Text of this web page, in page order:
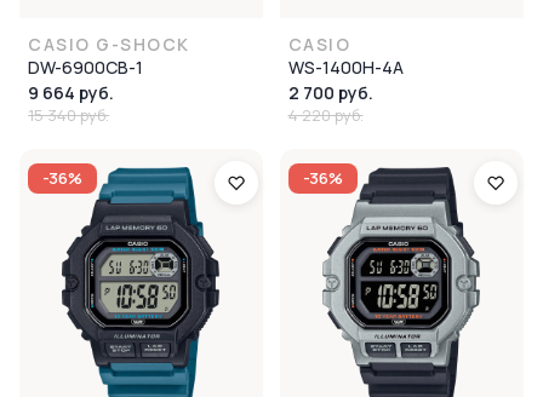
CASIO G-SHOCK
DW-6900CB-1
9 664 руб.
15 340 руб.
CASIO
WS-1400H-4A
2 700 руб.
4 220 руб.
-36% -36%